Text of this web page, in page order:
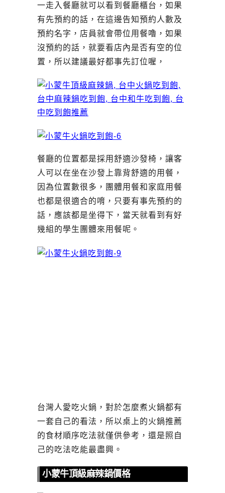
一走入餐廳就可以看到餐廳櫃台，如果
有先預約的話，在這邊告知預約人數及
預約名字，店員就會帶位用餐嚕，如果
沒預約的話，就要看店內是否有空的位
置，所以建議最好都事先訂位喔，
餐廳的位置都是採用舒適沙發椅，讓客
人可以在坐在沙發上靠背舒適的用餐，
因為位置數很多，團體用餐和家庭用餐
也都是很適合的唷，只要有事先預約的
話，應該都是坐得下，當天就看到有好
幾組的學生團體來用餐呢。
台灣人愛吃火鍋，對於怎麼煮火鍋都有
一套自己的看法，所以桌上的火鍋推薦
的食材順序吃法就僅供參考，還是照自
己的吃法吃能最盡興。
小蒙牛頂級麻辣鍋價格